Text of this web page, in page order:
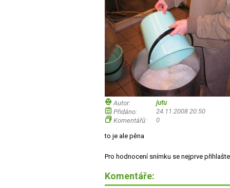
Autor:
jutu
Přidáno:
24.11.2008 20:50
Komentářů:
0
to je ale pěna
Pro hodnocení snímku se nejprve
Komentáře: